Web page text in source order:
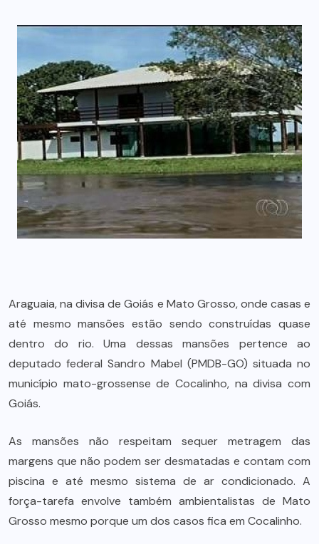
Araguaia, na divisa de Goiás e Mato Grosso, onde casas e
até mesmo mansões estão sendo construídas quase
dentro do rio. Uma dessas mansões pertence ao
deputado federal Sandro Mabel (PMDB-GO) situada no
município mato-grossense de Cocalinho, na divisa com
Goiás.
As mansões não respeitam sequer metragem das
margens que não podem ser desmatadas e contam com
piscina e até mesmo sistema de ar condicionado. A
força-tarefa envolve também ambientalistas de Mato
Grosso mesmo porque um dos casos fica em Cocalinho.